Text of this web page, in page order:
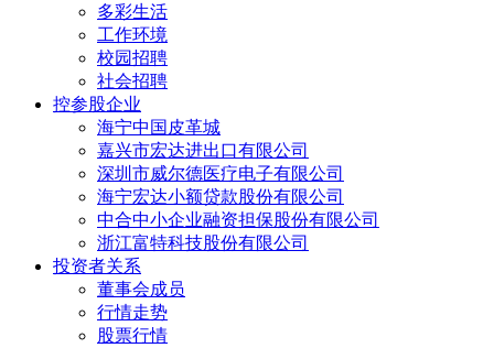
多彩生活
工作环境
校园招聘
社会招聘
控参股企业
海宁中国皮革城
嘉兴市宏达进出口有限公司
深圳市威尔德医疗电子有限公司
海宁宏达小额贷款股份有限公司
中合中小企业融资担保股份有限公司
浙江富特科技股份有限公司
投资者关系
董事会成员
行情走势
股票行情